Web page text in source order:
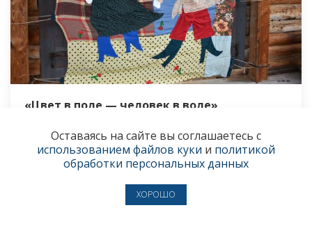
«Цвет в поле — человек в воле»
В «Хохловке» второй раз прошёл фестиваль
народной красоты «Цветьё»
Оставаясь на сайте вы соглашаетесь с
использованием файлов куки и политикой
обработки персональных данных
ХОРОШО